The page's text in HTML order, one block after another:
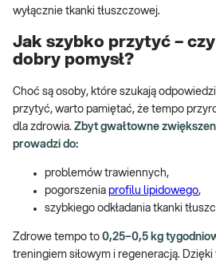
wyłącznie tkanki tłuszczowej.
Jak szybko przytyć –
dobry pomysł?
Choć są osoby, które szukają
przytyć, warto pamiętać, że tempo
dla zdrowia. Zbyt gwałtowne
prowadzi do:
problemów trawiennych,
pogorszenia profilu lipidowego,
szybkiego odkładania tkanki
Zdrowe tempo to 0,25–0,5 kg
treningiem siłowym i regeneracją.